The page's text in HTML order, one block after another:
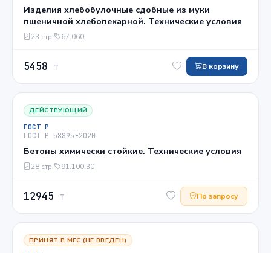
Изделия хлебобулочные сдобные из муки
пшеничной хлебопекарной. Технические условия
23 стр. 67.060
5458 ₸ В корзину
ДЕЙСТВУЮЩИЙ
ГОСТ Р
ГОСТ Р 58895-2020
Бетоны химически стойкие. Технические условия
28 стр. 91.100.30
12945 ₸ По запросу
ПРИНЯТ В МГС (НЕ ВВЕДЕН)